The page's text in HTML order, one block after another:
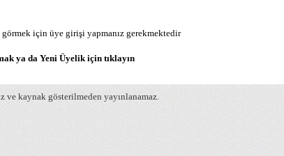
için üye girişi yapmanız gerekmektedir
ya da Yeni Üyelik içintıklayın
ve kaynak gösterilmeden yayınlanamaz.